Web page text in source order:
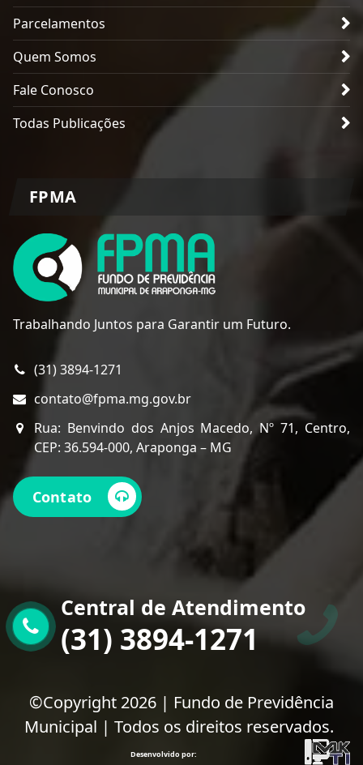
Parcelamentos
Quem Somos
Fale Conosco
Todas Publicações
FPMA
Trabalhando Juntos para Garantir um Futuro.
(31) 3894-1271
contato@fpma.mg.gov.br
Rua: Benvindo dos Anjos Macedo, Nº 71, Centro,
CEP: 36.594-000, Araponga – MG
Contato
Central de Atendimento
(31) 3894-1271
©Copyright 2026 | Fundo de Previdência
Municipal | Todos os direitos reservados.
Desenvolvido por: